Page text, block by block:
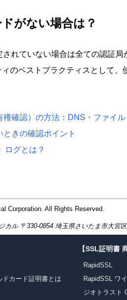
がない場合は？
れていない場合は全ての認証
のベストプラクティスとして、
権確認）の方法：DNS・ファイ
きの確認ポイント
ログとは？
Corporation. All Rights Reserved.
カル 〒330-0854 埼玉県さいたま市大
ドカード証明書とは
【SSL証明書
RapidSSL
RapidSSL ワ
ジオトラスト